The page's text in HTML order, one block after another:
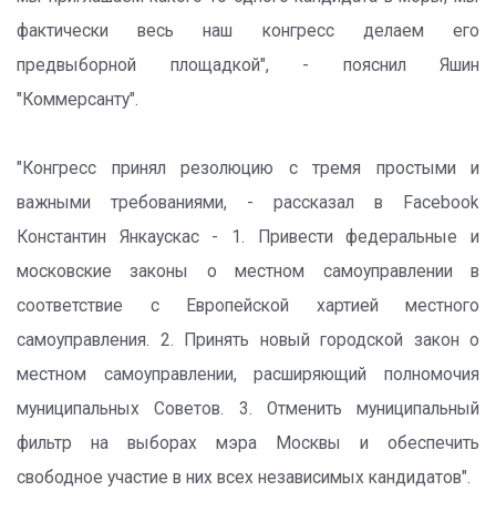
фактически весь наш конгресс делаем его
предвыборной площадкой", - пояснил Яшин
"Коммерсанту".
"Конгресс принял резолюцию с тремя простыми и
важными требованиями, - рассказал в Facebook
Константин Янкаускас - 1. Привести федеральные и
московские законы о местном самоуправлении в
соответствие с Европейской хартией местного
самоуправления. 2. Принять новый городской закон о
местном самоуправлении, расширяющий полномочия
муниципальных Советов. 3. Отменить муниципальный
фильтр на выборах мэра Москвы и обеспечить
свободное участие в них всех независимых кандидатов".